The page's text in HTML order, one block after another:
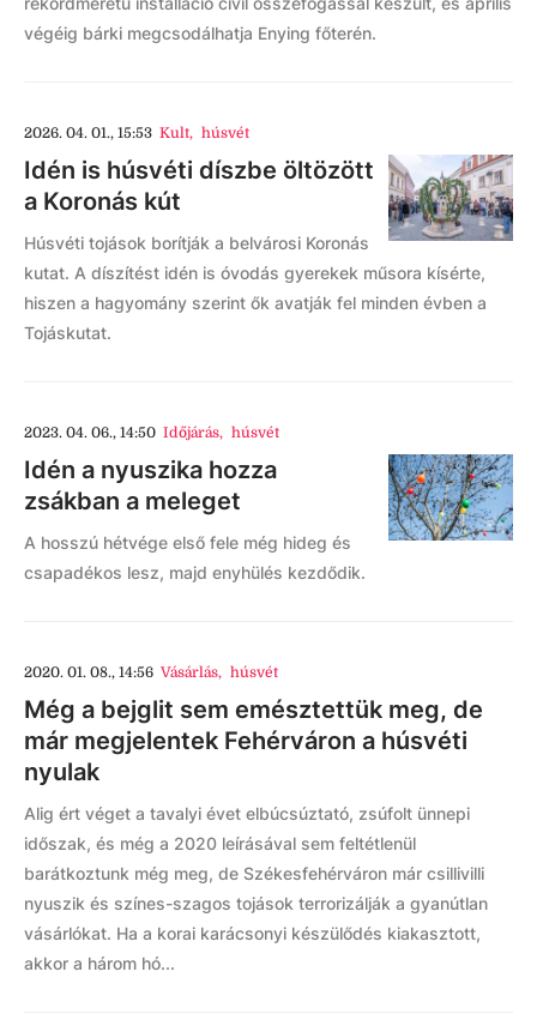
végéig bárki megcsodálhatja Enying főterén.
2026. 04. 01., 15:53 Kult, húsvét
Idén is húsvéti díszbe öltözött
a Koronás kút
Húsvéti tojások borítják a belvárosi Koronás
kutat. A díszítést idén is óvodás gyerekek műsora kísérte,
hiszen a hagyomány szerint ők avatják fel minden évben a
Tojáskutat.
2023. 04. 06., 14:50 Időjárás, húsvét
Idén a nyuszika hozza
zsákban a meleget
A hosszú hétvége első fele még hideg és
csapadékos lesz, majd enyhülés kezdődik.
2020. 01. 08., 14:56 Vásárlás, húsvét
Még a bejglit sem emésztettük meg, de
már megjelentek Fehérváron a húsvéti
nyulak
Alig ért véget a tavalyi évet elbúcsúztató, zsúfolt ünnepi
időszak, és még a 2020 leírásával sem feltétlenül
barátkoztunk még meg, de Székesfehérváron már csillivilli
nyuszik és színes-szagos tojások terrorizálják a gyanútlan
vásárlókat. Ha a korai karácsonyi készülődés kiakasztott,
akkor a három hó...